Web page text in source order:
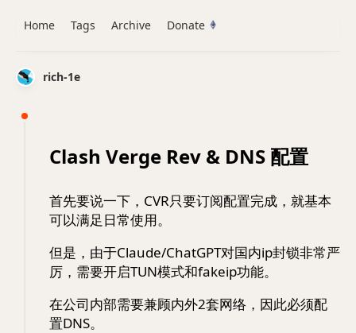
rich-1e
Clash Verge Rev & DNS 配置
首先要说一下，CVR只要订阅配置完成，就基本
可以满足日常使用。
但是，由于Claude/ChatGPT对国内ip封锁非常严
厉，需要开启TUN模式和fakeip功能。
在公司内部需要兼顾内外2套网络，因此必须配
置DNS。
Home Tags Archive Donate